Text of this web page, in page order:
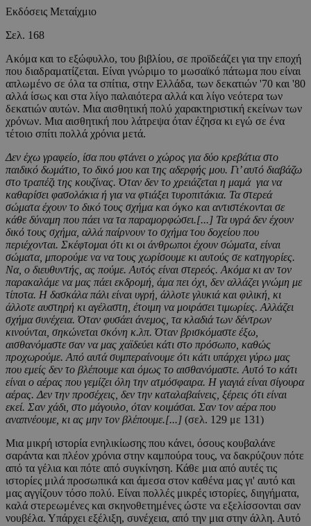
Εκδόσεις Μεταίχμιο
Σελ. 168
Ακόμα και το εξώφυλλο, του βιβλίου, σε προϊδεάζει για την εποχή
που διαδραματίζεται. Είναι γνώριμο το μωσαϊκό πάτωμα που είναι
απλωμένο σε όλα τα σπίτια, στην Ελλάδα, των δεκατιών '70 και '80
αλλά ίσως και στα λίγο παλαιότερα αλλά και λίγο νεότερα των
δεκατιών αυτών. Μια αισθητική πολύ χαρακτηριστική εκείνων των
χρόνων. Μια αισθητική που λάτρεψα όταν έζησα κι εγώ σε ένα
τέτοιο σπίτι πολλά χρόνια μετά.
Δεν έχω γραφείο, ίσα που φτάνει ο χώρος για δύο κρεβάτια στο
παιδικό δωμάτιο, το δικό μου και της αδερφής μου. Γι’ αυτό διαβάζω
στο τραπέζι της κουζίνας. Όταν δεν το χρειάζεται η μαμά για να
καθαρίσει φασολάκια ή για να φτιάξει τυροπιτάκια. Τα στερεά
σώματα έχουν το δικό τους σχήμα και όγκο και αντιστέκονται σε
κάθε δύναμη που πάει να τα παραμορφώσει.[...] Τα υγρά δεν έχουν
δικό τους σχήμα, αλλά παίρνουν το σχήμα του δοχείου που
περιέχονται. Σκέφτομαι ότι κι οι άνθρωποι έχουν σώματα, είναι
σώματα, μπορούμε να να τους χωρίσουμε κι αυτούς σε κατηγορίες.
Να, ο διευθυντής, ας πούμε. Αυτός είναι στερεός. Ακόμα κι αν τον
παρακαλάμε να μας πάει εκδρομή, άμα πει όχι, δεν αλλάζει γνώμη με
τίποτα. Η δασκάλα πάλι είναι υγρή, άλλοτε γλυκιά και φιλική, κι
άλλοτε αυστηρή κι αγέλαστη, έτοιμη να μοιράσει τιμωρίες. Αλλάζει
σχήμα συνέχεια. Όταν φυσάει άνεμος, τα κλαδιά των δέντρων
κινούνται, σηκώνεται σκόνη κ.λπ. Όταν βρισκόμαστε έξω,
αισθανόμαστε σαν να μας χαϊδεύει κάτι στο πρόσωπο, καθώς
προχωρούμε. Από αυτά συμπεραίνουμε ότι κάτι υπάρχει γύρω μας
που εμείς δεν το βλέπουμε και όμως το αισθανόμαστε. Αυτό το κάτι
είναι ο αέρας που γεμίζει όλη την ατμόσφαιρα. Η γιαγιά είναι σίγουρα
αέρας. Δεν την προσέχεις, δεν την καταλαβαίνεις, ξέρεις ότι είναι
εκεί. Σαν χάδι, στο μάγουλο, όταν κοιμάσαι. Σαν τον αέρα που
αναπνέουμε, κι ας μην τον βλέπουμε.[...] (σελ. 129 με 131)
Μια μικρή ιστορία ενηλικίωσης που κάνει, όσους κουβαλάνε
σαράντα και πλέον χρόνια στην καμπούρα τους, να δακρύζουν πότε
από τα γέλια και πότε από συγκίνηση. Κάθε μια από αυτές τις
ιστορίες μιλά προσωπικά και άμεσα στον καθένα μας γι' αυτό και
μας αγγίζουν τόσο πολύ. Είναι πολλές μικρές ιστορίες, διηγήματα,
καλά στερεωμένες και σκηνοθετημένες ώστε να εξελίσσονται σαν
νουβέλα. Υπάρχει εξέλιξη, συνέχεια, από την μια στην άλλη. Αυτό